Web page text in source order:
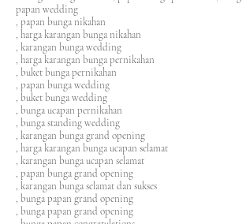
papan wedding
, papan bunga nikahan
, harga karangan bunga nikahan
, karangan bunga wedding
, harga karangan bunga pernikahan
, buket bunga pernikahan
, papan bunga wedding
, buket bunga wedding
, bunga ucapan pernikahan
, bunga standing wedding
, karangan bunga grand opening
, harga karangan bunga ucapan selamat
, karangan bunga ucapan selamat
, papan bunga grand opening
, karangan bunga selamat dan sukses
, bunga papan grand opening
, bunga papan grand opening